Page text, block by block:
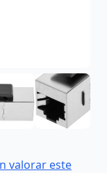
valorar este